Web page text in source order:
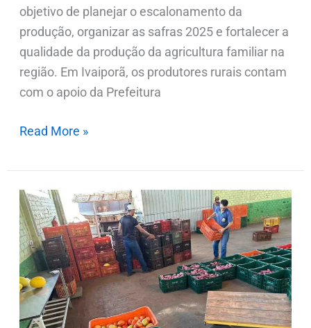
objetivo de planejar o escalonamento da
produção, organizar as safras 2025 e fortalecer a
qualidade da produção da agricultura familiar na
região. Em Ivaiporã, os produtores rurais contam
com o apoio da Prefeitura
Read More »
Central
da
Agricultura
Familiar
de
Ivaiporã
comemora